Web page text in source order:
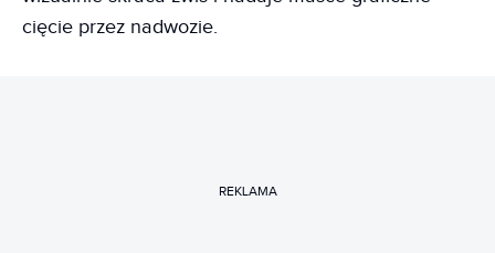
cięcie przez nadwozie.
REKLAMA